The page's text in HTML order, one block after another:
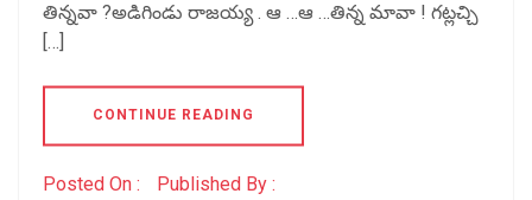
తిన్నవా ?అడిగిండు రాజయ్య . ఆ …ఆ …తిన్న మావా ! గట్లచ్చి
[…]
CONTINUE READING
Posted On : Published By :